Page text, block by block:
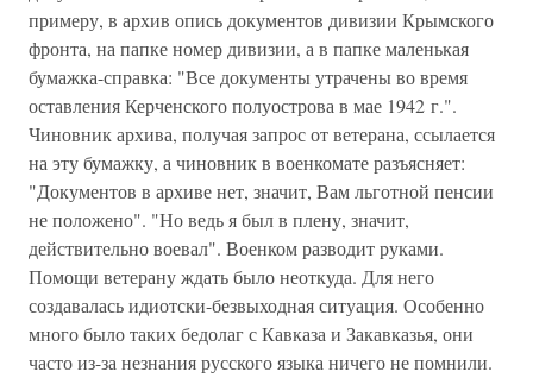
примеру, в архив опись документов дивизии Крымского
фронта, на папке номер дивизии, а в папке маленькая
бумажка-справка: "Все документы утрачены во время
оставления Керченского полуострова в мае 1942 г.".
Чиновник архива, получая запрос от ветерана, ссылается
на эту бумажку, а чиновник в военкомате разъясняет:
"Документов в архиве нет, значит, Вам льготной пенсии
не положено". "Но ведь я был в плену, значит,
действительно воевал". Военком разводит руками.
Помощи ветерану ждать было неоткуда. Для него
создавалась идиотски-безвыходная ситуация. Особенно
много было таких бедолаг с Кавказа и Закавказья, они
часто из-за незнания русского языка ничего не помнили.